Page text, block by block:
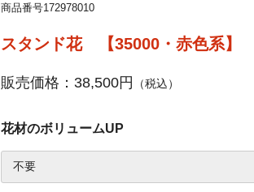
商品番号172978010
スタンド花 【35000・赤色系】
販売価格：38,500円 （税込）
花材のボリュームUP